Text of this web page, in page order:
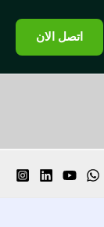
اتصل الان